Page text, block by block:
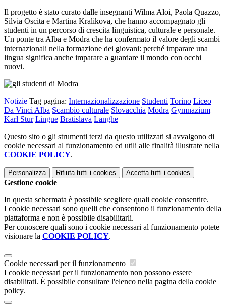
Il progetto è stato curato dalle insegnanti Wilma Aloi, Paola Quazzo,
Silvia Oscita e Martina Kralikova, che hanno accompagnato gli
studenti in un percorso di crescita linguistica, culturale e personale.
Un ponte tra Alba e Modra che ha confermato il valore degli scambi
internazionali nella formazione dei giovani: perché imparare una
lingua significa anche imparare a guardare il mondo con occhi
nuovi.
Notizie Tag pagina: Internazionalizzazione Studenti Torino Liceo
Da Vinci Alba Scambio culturale Slovacchia Modra Gymnazium
Karl Stur Lingue Bratislava Langhe
Questo sito o gli strumenti terzi da questo utilizzati si avvalgono di
cookie necessari al funzionamento ed utili alle finalità illustrate nella
COOKIE POLICY.
Personalizza Rifiuta tutti i cookies Accetta tutti i cookies
Gestione cookie
In questa schermata è possibile scegliere quali cookie consentire.
I cookie necessari sono quelli che consentono il funzionamento della
piattaforma e non è possibile disabilitarli.
Per conoscere quali sono i cookie necessari al funzionamento potete
visionare la COOKIE POLICY.
Cookie necessari per il funzionamento
I cookie necessari per il funzionamento non possono essere
disabilitati. È possibile consultare l'elenco nella pagina della cookie
policy.